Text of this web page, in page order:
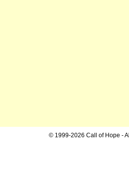
© 1999-2026 Call of Hope -